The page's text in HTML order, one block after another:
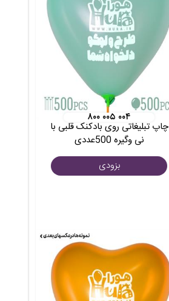
۸۰۰ ۰۰۵ ۰۰۴
چاپ تبلیغاتی روی بادکنک قلبی با
نی وگیره 500عددی
بزودی